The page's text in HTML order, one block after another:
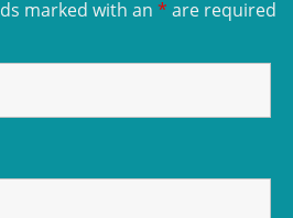
marked with an * are required